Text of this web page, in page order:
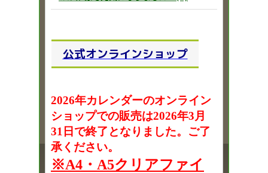
公式オンラインショップ
2026年カレンダーのオンライン
ショップでの販売は2026年3月
31日で終了となりました。ご了
承ください。
※A4・A5クリアファイ